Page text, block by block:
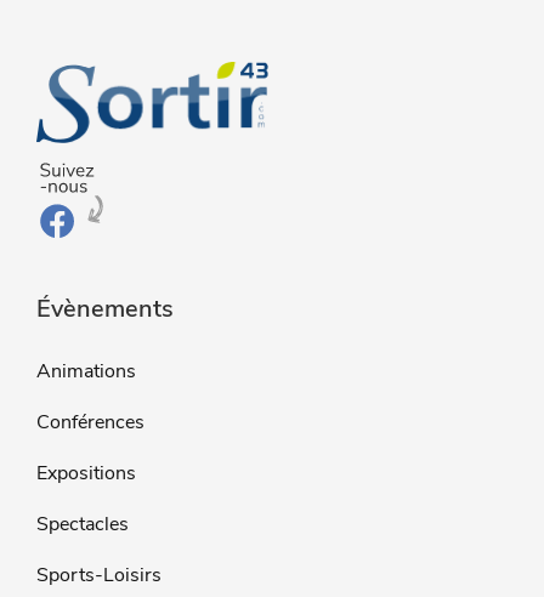
Évènements
Animations
Conférences
Expositions
Spectacles
Sports-Loisirs